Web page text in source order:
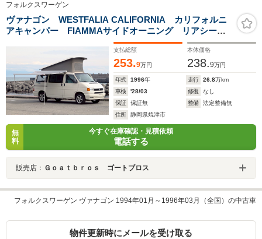
フォルクスワーゲン
ヴァナゴン WESTFALIA CALIFORNIA カリフォルニ
アキャンパー FIAMMAサイドオーニング リアシート
フルフラットベッド サイクルキャリア ポップアップ
ルーフ シンク&コンロ装備 Bikerデカール インテリ
アカクタスカラー 車検R10年3月
支払総額
253.9万円
本体価格
238.9万円
年式 1996年 走行 26.8万km
車検
'28/03 修復
なし
保証
保証無 整備
法定整備無
住所
静岡県焼津市
無
料
今すぐ在庫確認・見積依頼
電話する
販売店： Ｇｏａｔｂｒｏｓ ゴートブロス
フォルクスワーゲン ヴァナゴン 1994年01月～1996年03月（全国）の中古車
物件更新時にメールを受け取る